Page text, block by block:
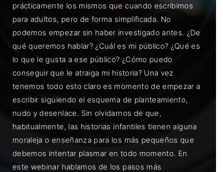
prácticamente los mismos que cuando escribimos
para adultos, pero de forma simplificada. No
podemos empezar sin haber investigado antes. ¿De
qué queremos hablar? ¿Cuál es mi público? ¿Qué es
lo que le gusta a ese público? ¿Cómo puedo
conseguir que le atraiga mi historia? Una vez
tenemos todo esto claro es momento de empezar a
escribir siguiendo el esquema de planteamiento,
nudo y desenlace. Sin olvidarnos de que,
habitualmente, las historias infantiles tienen alguna
moraleja o enseñanza para los más pequeños que
debemos intentar plasmar en todo momento. En
este webinar hablamos de los pasos más